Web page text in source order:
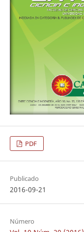
PDF
Publicado
2016-09-21
Número